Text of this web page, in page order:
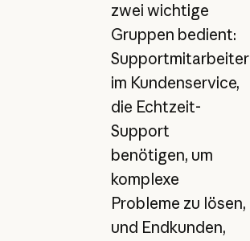
zwei wichtige
Gruppen bedient:
Supportmitarbeiter
im Kundenservice,
die Echtzeit-
Support
benötigen, um
komplexe
Probleme zu lösen,
und Endkunden,